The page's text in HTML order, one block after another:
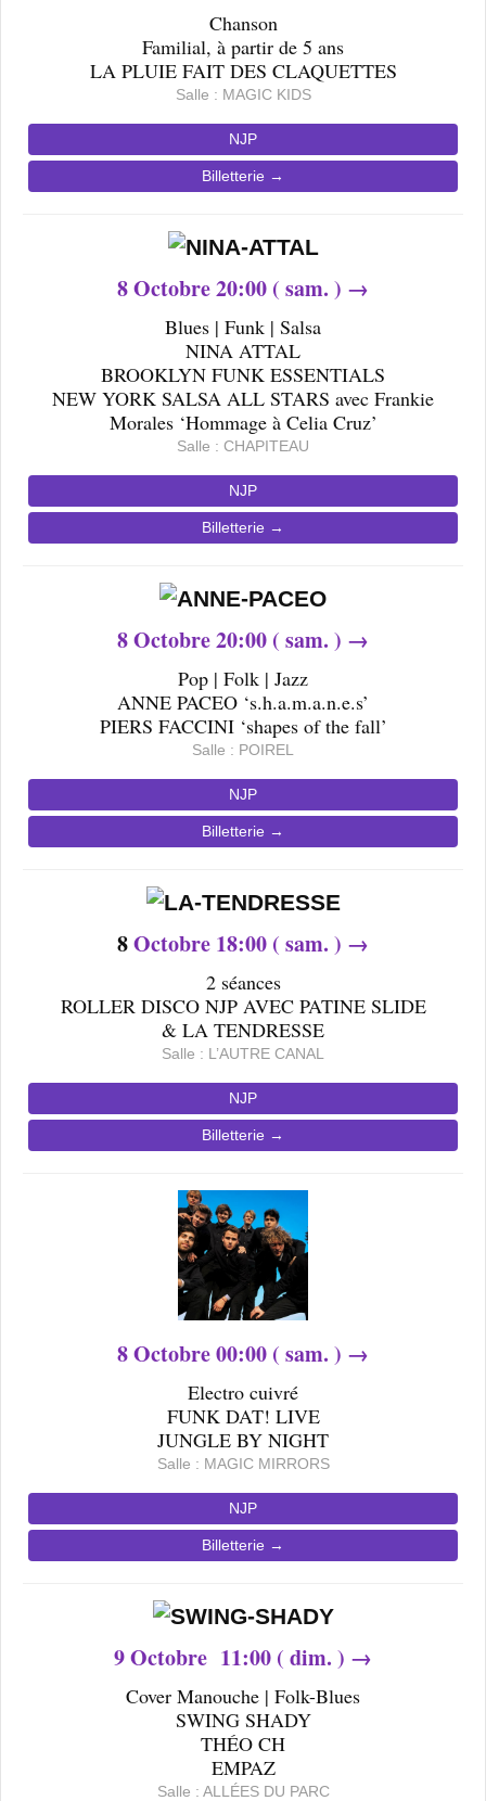
Chanson
Familial, à partir de 5 ans
LA PLUIE FAIT DES CLAQUETTES
Salle : MAGIC KIDS
NJP
Billetterie →
8Octobre 20:00 ( sam. ) →
Blues | Funk | Salsa
NINA ATTAL
BROOKLYN FUNK ESSENTIALS
NEW YORK SALSA ALL STARS avec Frankie
Morales ‘Hommage à Celia Cruz’
Salle : CHAPITEAU
NJP
Billetterie →
8Octobre 20:00 ( sam. ) →
Pop | Folk | Jazz
ANNE PACEO ‘s.h.a.m.a.n.e.s’
PIERS FACCINI ‘shapes of the fall’
Salle : POIREL
NJP
Billetterie →
8Octobre 18:00 ( sam. ) →
2 séances
ROLLER DISCO NJP AVEC PATINE SLIDE
& LA TENDRESSE
Salle : L’AUTRE CANAL
NJP
Billetterie →
8Octobre 00:00 ( sam. ) →
Electro cuivré
FUNK DAT! LIVE
JUNGLE BY NIGHT
Salle : MAGIC MIRRORS
NJP
Billetterie →
9Octobre 11:00 ( dim. ) →
Cover Manouche | Folk-Blues
SWING SHADY
THÉO CH
EMPAZ
Salle : ALLÉES DU PARC